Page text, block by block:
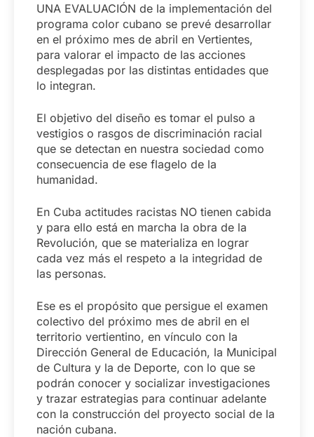
UNA EVALUACIÓN de la implementación del
programa color cubano se prevé desarrollar
en el próximo mes de abril en Vertientes,
para valorar el impacto de las acciones
desplegadas por las distintas entidades que
lo integran.
El objetivo del diseño es tomar el pulso a
vestigios o rasgos de discriminación racial
que se detectan en nuestra sociedad como
consecuencia de ese flagelo de la
humanidad.
En Cuba actitudes racistas NO tienen cabida
y para ello está en marcha la obra de la
Revolución, que se materializa en lograr
cada vez más el respeto a la integridad de
las personas.
Ese es el propósito que persigue el examen
colectivo del próximo mes de abril en el
territorio vertientino, en vínculo con la
Dirección General de Educación, la Municipal
de Cultura y la de Deporte, con lo que se
podrán conocer y socializar investigaciones
y trazar estrategias para continuar adelante
con la construcción del proyecto social de la
nación cubana.